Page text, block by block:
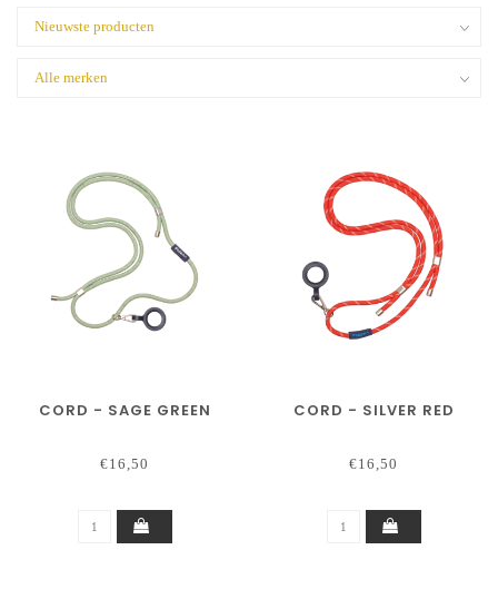
CORD - SAGE GREEN
€16,50
CORD - SILVER RED
€16,50